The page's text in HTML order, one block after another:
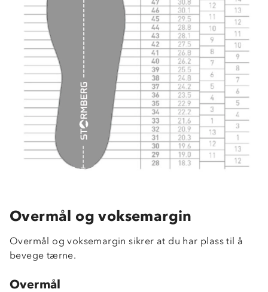
Overmål og voksemargin
Overmål og voksemargin sikrer at du har plass til å
bevege tærne.
Overmål